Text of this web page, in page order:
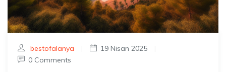
bestofalanya 19 Nisan 2025
0 Comments